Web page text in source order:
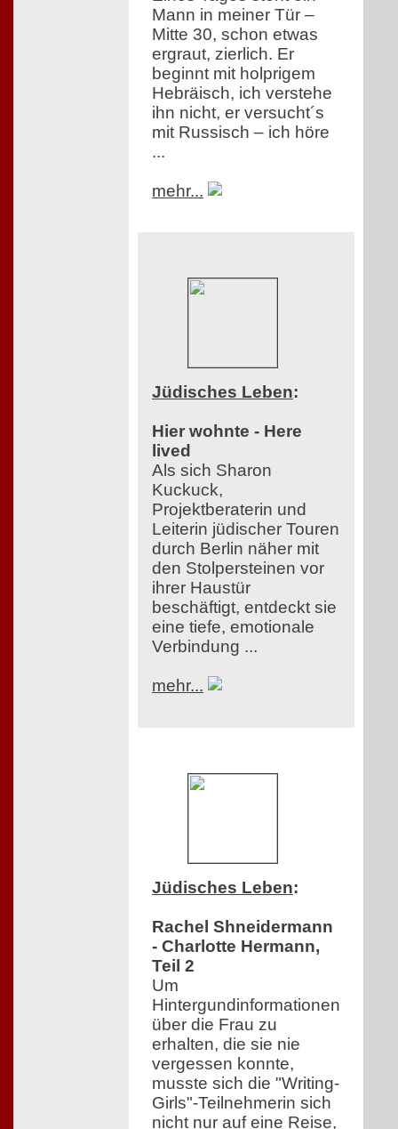
Mann in meiner Tür –
Mitte 30, schon etwas
ergraut, zierlich. Er
beginnt mit holprigem
Hebräisch, ich verstehe
ihn nicht, er versucht´s
mit Russisch – ich höre
...
mehr...
Jüdisches Leben:
Hier wohnte - Here
lived
Als sich Sharon
Kuckuck,
Projektberaterin und
Leiterin jüdischer Touren
durch Berlin näher mit
den Stolpersteinen vor
ihrer Haustür
beschäftigt, entdeckt sie
eine tiefe, emotionale
Verbindung ...
mehr...
Jüdisches Leben:
Rachel Shneidermann
- Charlotte Hermann,
Teil 2
Um
Hintergundinformationen
über die Frau zu
erhalten, die sie nie
vergessen konnte,
musste sich die "Writing-
Girls"-Teilnehmerin sich
nicht nur auf eine Reise,